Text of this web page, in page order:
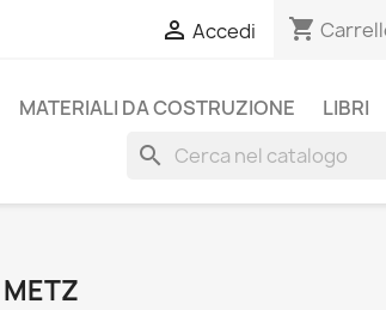
 Accedi shopping_cart
MATERIALI DA COSTRUZIONE LIBRI
search